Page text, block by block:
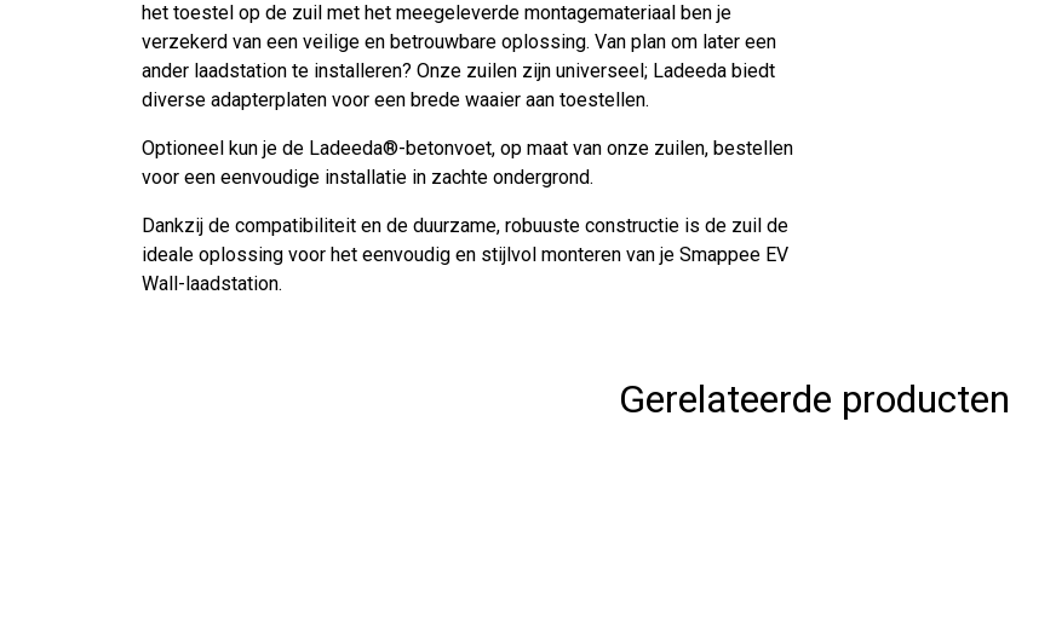
het toestel op de zuil met het meegeleverde montagemateriaal ben je
verzekerd van een veilige en betrouwbare oplossing. Van plan om later een
ander laadstation te installeren? Onze zuilen zijn universeel; Ladeeda biedt
diverse adapterplaten voor een brede waaier aan toestellen.
Optioneel kun je de Ladeeda®-betonvoet, op maat van onze zuilen, bestellen
voor een eenvoudige installatie in zachte ondergrond.
Dankzij de compatibiliteit en de duurzame, robuuste constructie is de zuil de
ideale oplossing voor het eenvoudig en stijlvol monteren van je Smappee EV
Wall-laadstation.
Gerelateerde producten